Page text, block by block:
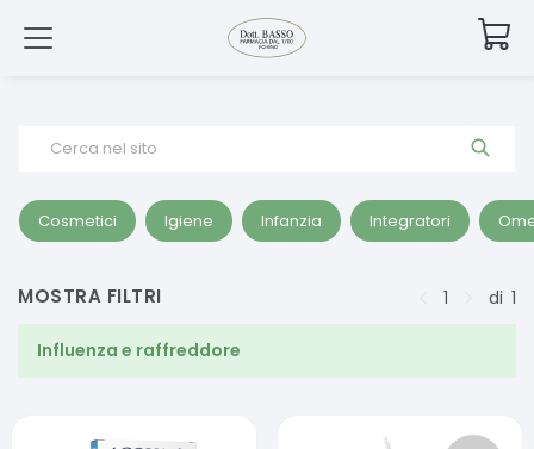
Cerca nel sito
Cosmetici Igiene Infanzia Integratori
MOSTRA FILTRI 1 di 1
Influenza e raffreddore